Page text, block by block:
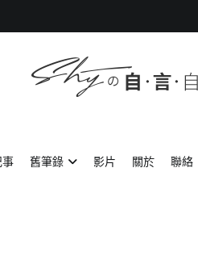
事 舊筆錄 影片 關於 聯絡